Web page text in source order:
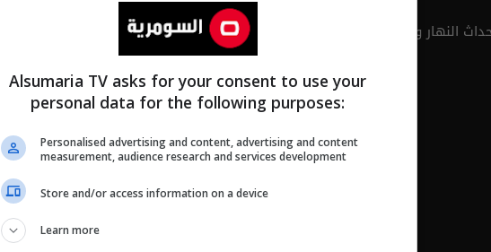
النهار وأبرز المستجدات العراقية والدولية
Alsumaria TV asks for your consent to use your
personal data for the following purposes:
Personalised advertising and content, advertising and content
measurement, audience research and services development
Store and/or access information on a device
Learn more